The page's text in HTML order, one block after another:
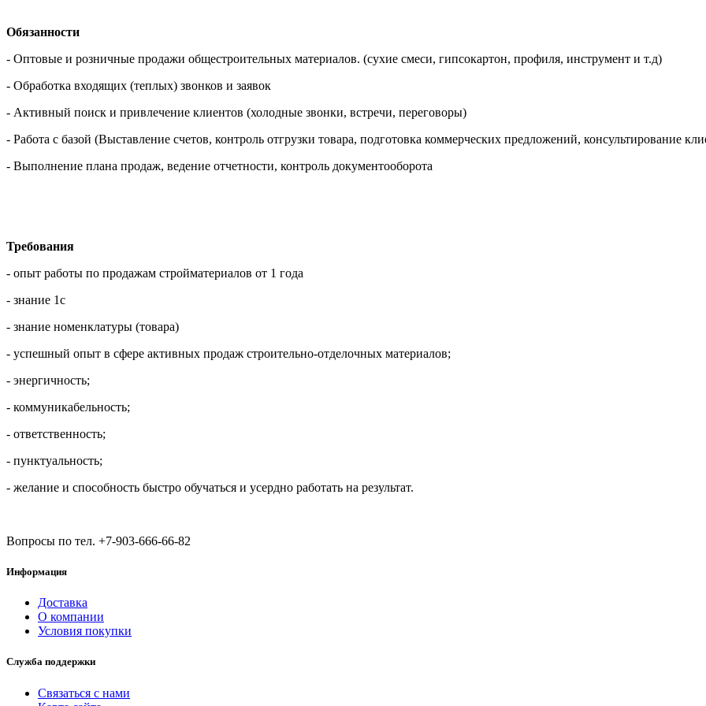
Обязанности
- Оптовые и розничные продажи общестроительных материалов. (сухие смеси, гипсокартон, профиля, инструмент и т.д)
- Обработка входящих (теплых) звонков и заявок
- Активный поиск и привлечение клиентов (холодные звонки, встречи, переговоры)
- Работа с базой (Выставление счетов, контроль отгрузки товара, подготовка коммерческих предложений, консультирование
- Выполнение плана продаж, ведение отчетности, контроль документооборота
Требования
- опыт работы по продажам стройматериалов от 1 года
- знание 1с
- знание номенклатуры (товара)
- успешный опыт в сфере активных продаж строительно-отделочных материалов;
- энергичность;
- коммуникабельность;
- ответственность;
- пунктуальность;
- желание и способность быстро обучаться и усердно работать на результат.
Вопросы по тел. +7-903-666-66-82
Информация
Доставка
О компании
Условия покупки
Служба поддержки
Связаться с нами